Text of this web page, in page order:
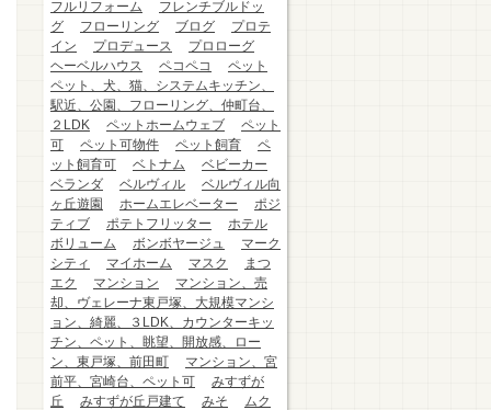
フルリフォーム
フレンチブルドッ
グ
フローリング ブログ
プロテ
イン
プロデュース
プロローグ
ヘーベルハウス
ペコペコ
ペット
ペット、犬、猫、システムキッチン、
駅近、公園、フローリング、仲町台、
２LDK
ペットホームウェブ
ペット
可
ペット可物件 ペット飼育
ペ
ット飼育可
ベトナム
ベビーカー
ベランダ
ベルヴィル
ベルヴィル向
ヶ丘遊園
ホームエレベーター
ポジ
ティブ
ポテトフリッター
ホテル
ボリューム
ボンボヤージュ
マーク
シティ
マイホーム マスク
まつ
エク
マンション
マンション、売
却、ヴェレーナ東戸塚、大規模マンシ
ョン、綺麗、３LDK、カウンターキッ
チン、ペット、眺望、開放感、ロー
ン、東戸塚、前田町
マンション、宮
前平、宮崎台、ペット可
みすずが
丘
みすずが丘戸建て みそ
ムク